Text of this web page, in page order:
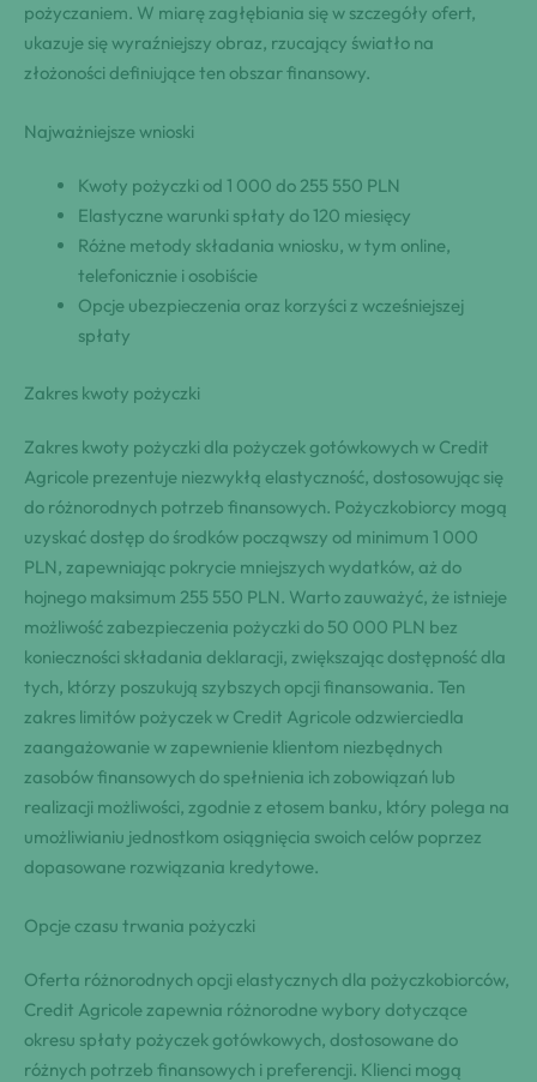
pożyczaniem. W miarę zagłębiania się w szczegóły ofert,
ukazuje się wyraźniejszy obraz, rzucający światło na
złożoności definiujące ten obszar finansowy.
Najważniejsze wnioski
Kwoty pożyczki od 1 000 do 255 550 PLN
Elastyczne warunki spłaty do 120 miesięcy
Różne metody składania wniosku, w tym online,
telefonicznie i osobiście
Opcje ubezpieczenia oraz korzyści z wcześniejszej
spłaty
Zakres kwoty pożyczki
Zakres kwoty pożyczki dla pożyczek gotówkowych w Credit
Agricole prezentuje niezwykłą elastyczność, dostosowując się
do różnorodnych potrzeb finansowych. Pożyczkobiorcy mogą
uzyskać dostęp do środków począwszy od minimum 1 000
PLN, zapewniając pokrycie mniejszych wydatków, aż do
hojnego maksimum 255 550 PLN. Warto zauważyć, że istnieje
możliwość zabezpieczenia pożyczki do 50 000 PLN bez
konieczności składania deklaracji, zwiększając dostępność dla
tych, którzy poszukują szybszych opcji finansowania. Ten
zakres limitów pożyczek w Credit Agricole odzwierciedla
zaangażowanie w zapewnienie klientom niezbędnych
zasobów finansowych do spełnienia ich zobowiązań lub
realizacji możliwości, zgodnie z etosem banku, który polega na
umożliwianiu jednostkom osiągnięcia swoich celów poprzez
dopasowane rozwiązania kredytowe.
Opcje czasu trwania pożyczki
Oferta różnorodnych opcji elastycznych dla pożyczkobiorców,
Credit Agricole zapewnia różnorodne wybory dotyczące
okresu spłaty pożyczek gotówkowych, dostosowane do
różnych potrzeb finansowych i preferencji. Klienci mogą